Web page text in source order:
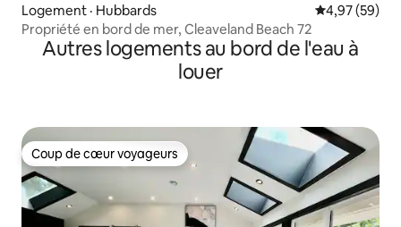
Logement · Hubbards Note
4,97 (59)
Propriété en bord de mer, Cleaveland Beach 72
Autres logements au bord de l'eau à
louer
Coup de cœur voyageurs
Coup de cœur voyageurs